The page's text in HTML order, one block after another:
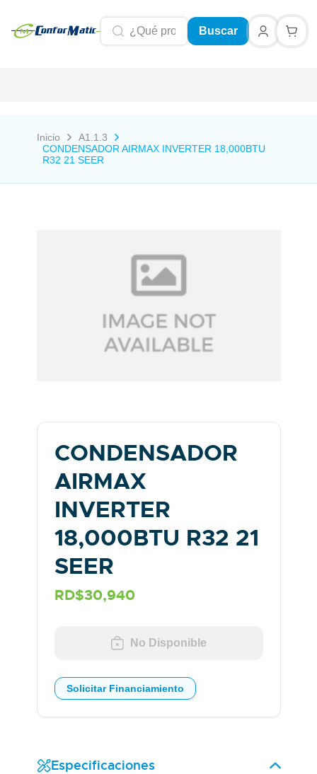
Buscar
Inicio
A1.1.3
CONDENSADOR AIRMAX INVERTER 18,000BTU
R32 21 SEER
CONDENSADOR
AIRMAX
INVERTER
18,000BTU R32 21
SEER
RD$30,940
No Disponible
Solicitar Financiamiento
Especificaciones